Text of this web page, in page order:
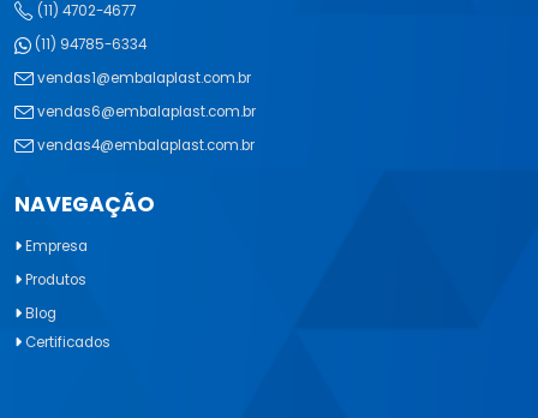
(11) 4702-4677
(11) 94785-6334
vendas1@embalaplast.com.br
vendas6@embalaplast.com.br
vendas4@embalaplast.com.br
NAVEGAÇÃO
Empresa
Produtos
Blog
Certificados